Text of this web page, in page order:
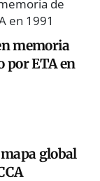
memoria
por ETA en
global